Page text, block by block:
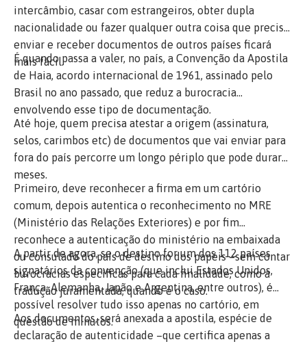
intercâmbio, casar com estrangeiros, obter dupla
nacionalidade ou fazer qualquer outra coisa que precise
enviar e receber documentos de outros países ficará
mais fácil.
É quando passa a valer, no país, a Convenção da Apostila
de Haia, acordo internacional de 1961, assinado pelo
Brasil no ano passado, que reduz a burocracia
envolvendo esse tipo de documentação.
Até hoje, quem precisa atestar a origem (assinatura,
selos, carimbos etc) de documentos que vai enviar para
fora do país percorre um longo périplo que pode durar
meses.
Primeiro, deve reconhecer a firma em um cartório
comum, depois autentica o reconhecimento no MRE
(Ministério das Relações Exteriores) e por fim
reconhece a autenticação do ministério na embaixada
ou consulado do país de destino dos papéis –sem contar
burocracias específicas para cada finalidade, como a
tradução juramentada, quando é o caso.
A partir de agora, se o destino for um dos 112 países
signatários da convenção (que inclui Estados Unidos,
França, Alemanha, Japão e Argentina, entre outros), é
possível resolver tudo isso apenas no cartório, em
questão de minutos.
Aos documentos, será anexada a apostila, espécie de
declaração de autenticidade –que certifica apenas a